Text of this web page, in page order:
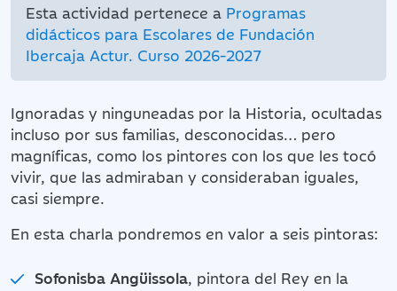
Esta actividad pertenece a Programas
didácticos para Escolares de Fundación
Ibercaja Actur. Curso 2026-2027
Ignoradas y ninguneadas por la Historia, ocultadas
incluso por sus familias, desconocidas… pero
magníficas, como los pintores con los que les tocó
vivir, que las admiraban y consideraban iguales,
casi siempre.
En esta charla pondremos en valor a seis pintoras:
Sofonisba Angüissola, pintora del Rey en la